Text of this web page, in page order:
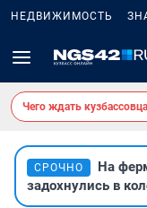
НЕДВИЖИМОСТЬ
Чего ждать
СРОЧНО
На
задохнулись в